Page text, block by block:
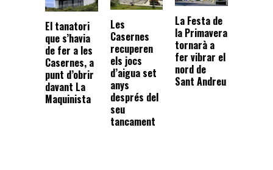
El tanatori
que s’havia
de fer a les
Casernes, a
punt d’obrir
davant La
Maquinista
Les
Casernes
recuperen
els jocs
d’aigua set
anys
després del
seu
tancament
La Festa de
la Primavera
tornarà a
fer vibrar el
nord de
Sant Andreu